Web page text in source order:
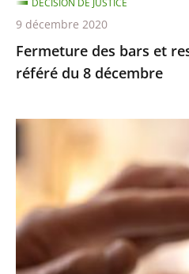
décembre
Fermeture des bars et
référé du 8 décembre
DÉCISION DE JUSTICE
9 décembre 2020
Limite
30
personnes
dans
les
établissements